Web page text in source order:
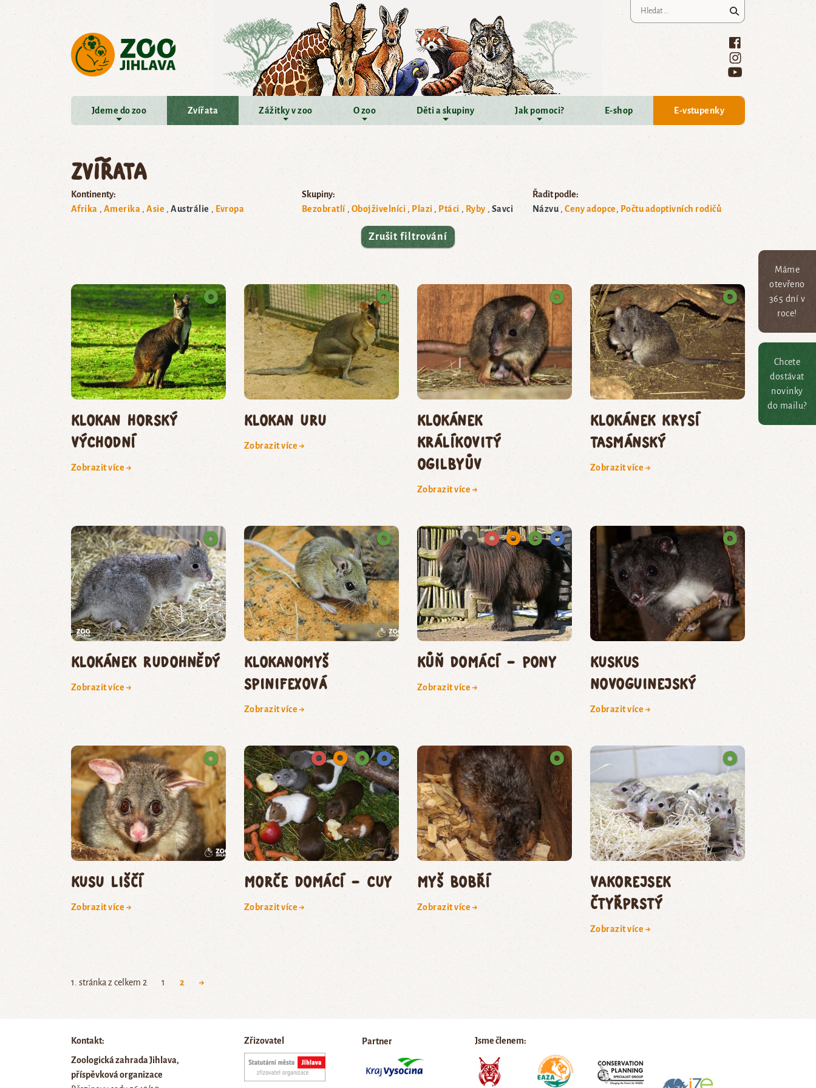
Máme
otevřeno
365 dní v
roce!
Chcete
dostávat
novinky
do mailu?
Jdeme do zoo Zvířata Zážitky v zoo O zoo Děti a skupiny Jak pomoci? E-shop E-vstupenky
Zvířata
Kontinenty:
Afrika
Amerika Asie Austrálie Evropa
Skupiny:
Bezobratlí
Obojživelníci Plazi Ptáci Ryby Savci
Řadit podle:
Názvu
Ceny adopce Počtu adoptivních rodičů
Zrušit filtrování
klokan horský
východní
Zobrazit více →
klokan uru
Zobrazit více →
klokánek
králíkovitý
Ogilbyův
Zobrazit více →
klokánek krysí
tasmánský
Zobrazit více →
klokánek rudohnědý
Zobrazit více →
klokanomyš
spinifexová
Zobrazit více →
kůň domácí – pony
Zobrazit více →
kuskus
novoguinejský
Zobrazit více →
kusu liščí
Zobrazit více →
morče domácí – cuy
Zobrazit více →
myš bobří
Zobrazit více →
vakorejsek
čtyřprstý
Zobrazit více →
1. stránka z celkem 2 1 2 →
Kontakt:
Zoologická zahrada Jihlava,
příspěvková organizace
Zřizovatel Partner Jsme členem: